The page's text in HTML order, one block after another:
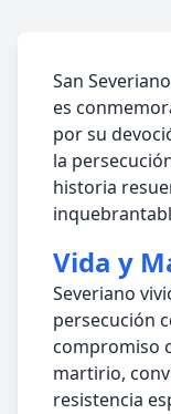
San
es
por su
la
historia
Vida y
Severiano
persecución
compromiso
martirio,
resistencia